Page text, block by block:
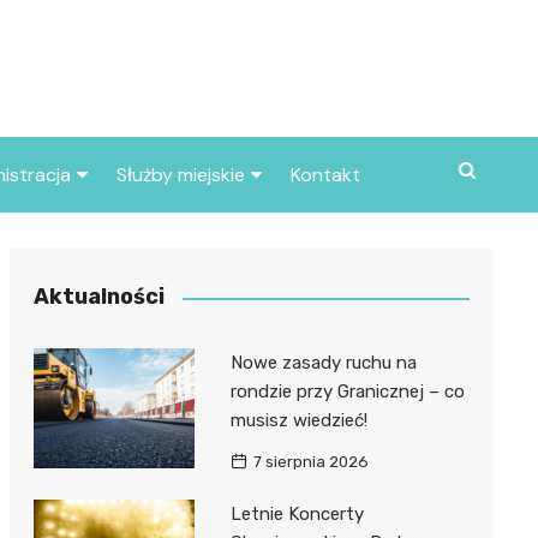
miasta
Służby miejskie
Policja
Kontakt
Aktualności
Nowe zasady ruchu na
rondzie przy Granicznej – co
musisz wiedzieć!
7 sierpnia 2026
Letnie Koncerty